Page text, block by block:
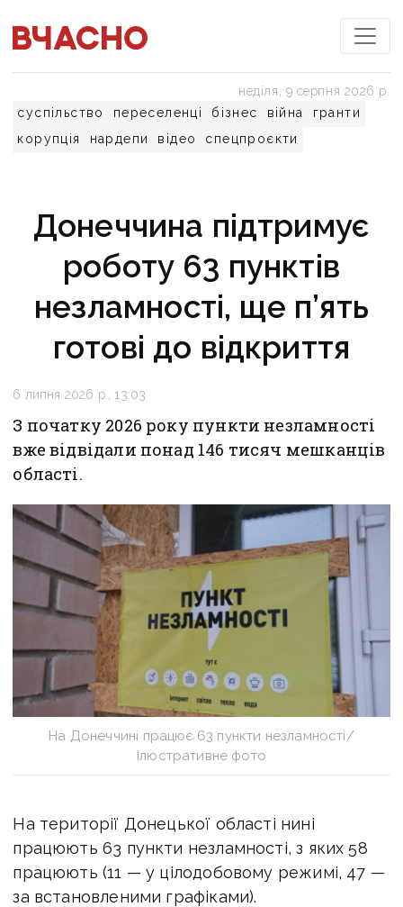
суспільство переселенці бізнес війна
гранти
корупція
нардепи відео спецпроєкти
неділя, 9 серпня 2026 р.
Донеччина підтримує
роботу 63 пунктів
незламності, ще п’ять
готові до відкриття
6 липня 2026 р., 13:03
З початку 2026 року пункти незламності
вже відвідали понад 146 тисяч мешканців
області.
На Донеччині працює 63 пункти незламності/
Ілюстративне фото
На території Донецької області нині
працюють 63 пункти незламності, з яких 58
працюють (11 — у цілодобовому режимі, 47 —
за встановленими графіками).